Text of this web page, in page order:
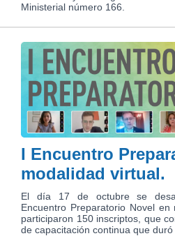
Ministerial número 166.
I Encuentro
modalidad virtual.
El día 17 de octubre se
Encuentro Preparatorio Novel
participaron 150 inscriptos, que
de capacitación continua que duró